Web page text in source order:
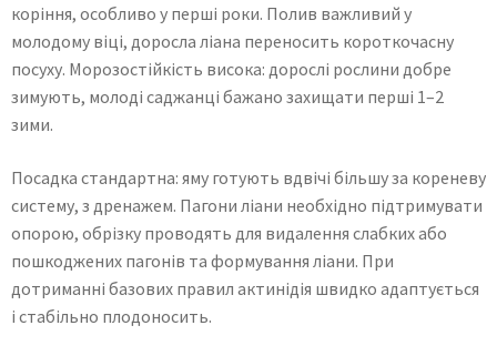
коріння, особливо у перші роки. Полив важливий у
молодому віці, доросла ліана переносить короткочасну
посуху. Морозостійкість висока: дорослі рослини добре
зимують, молоді саджанці бажано захищати перші 1–2
зими.
Посадка стандартна: яму готують вдвічі більшу за кореневу
систему, з дренажем. Пагони ліани необхідно підтримувати
опорою, обрізку проводять для видалення слабких або
пошкоджених пагонів та формування ліани. При
дотриманні базових правил актинідія швидко адаптується
і стабільно плодоносить.